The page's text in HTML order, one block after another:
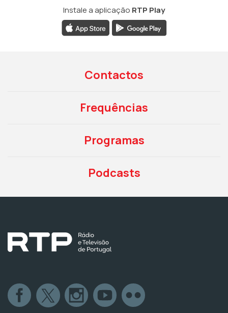
Instale a aplicação RTP Play
Contactos
Frequências
Programas
Podcasts